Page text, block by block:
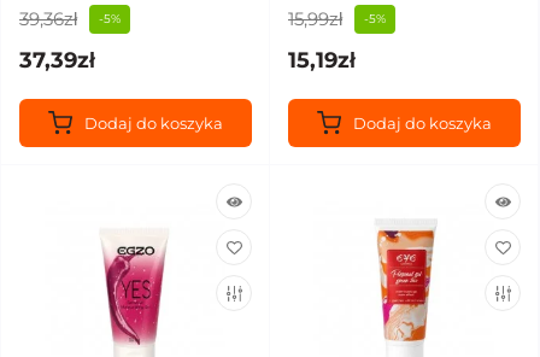
39,36zł -5%
37,39zł
Dodaj do koszyka
15,99zł -5%
15,19zł
Dodaj do koszyka